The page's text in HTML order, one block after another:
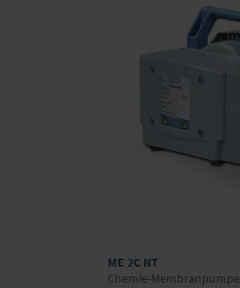
ME 2C NT
Chemie-Membranpumpe